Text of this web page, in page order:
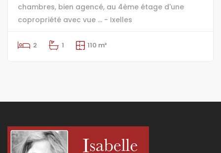
chambres, bien agencé, au 4ème étage d'une
copropriété avec vue ... - Ixelles
2 1 110 m²